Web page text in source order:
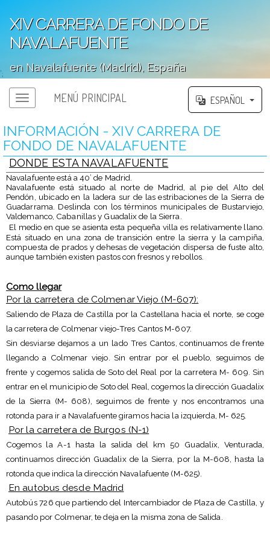
XIV CARRERA DE FONDO DE
NAVALAFUENTE
en Navalafuente (Madrid), España
';
MENÚ PRINCIPAL ESPAÑOL
INFORMACIÓN - XIV CARRERA DE
FONDO DE NAVALAFUENTE
DONDE ESTA NAVALAFUENTE
Navalafuente está a 40’ de Madrid.
Navalafuente está situado al norte de Madrid, al pie del Alto del
Pendón, ubicado en la ladera sur de las estribaciones de la Sierra de
Guadarrama. Deslinda con los términos municipales de Bustarviejo,
Valdemanco, Cabanillas y Guadalix de la Sierra.
El medio en que se asienta esta pequeña villa es relativamente llano.
Está situado en una zona de transición entre la sierra y la campiña,
compuesta de prados y dehesas de vegetación dispersa de fuste alto,
aunque también existen pastos con fresnos y rebollos.
Como llegar
Por la carretera de Colmenar Viejo (M-607):
Saliendo de Plaza de Castilla por la Castellana hacia el norte, se coge
la carretera de Colmenar viejo-Tres Cantos M-607.
Sin desviarse dejamos a un lado Tres Cantos, continuamos de frente
llegando a Colmenar viejo. Sin entrar por el pueblo, seguimos de
frente y cogemos salida de Soto del Real por la carretera M- 609. Sin
entrar en el municipio de Soto del Real, cogemos la dirección Guadalix
de la Sierra (M- 608), seguimos de frente y nos encontramos una
rotonda para ir a Navalafuente giramos hacia la izquierda, M- 625.
Por la carretera de Burgos (N-1)
Cogemos la A-1 hasta la salida del km 50 Guadalix, Venturada,
continuamos dirección Guadalix de la Sierra, por la M-608, hasta la
rotonda que indica la dirección Navalafuente (M-625).
En autobus desde Madrid
Autobús 726 que partiendo del Intercambiador de Plaza de Castilla, y
pasando por Colmenar, te deja en la misma zona de Salida.